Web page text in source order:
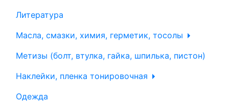
Литература
Масла, смазки, химия, герметик, тосолы
Метизы (болт, втулка, гайка, шпилька, пистон)
Наклейки, пленка тонировочная
Одежда